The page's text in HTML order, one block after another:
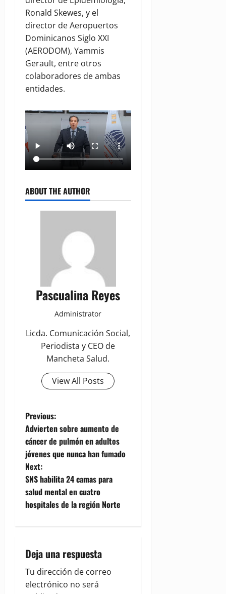
Ronald Skewes, y el
director de Aeropuertos
Dominicanos Siglo XXI
(AERODOM), Yammis
Gerault, entre otros
colaboradores de ambas
entidades.
ABOUT THE AUTHOR
Pascualina Reyes
Administrator
Licda. Comunicación Social,
Periodista y CEO de
Mancheta Salud.
View All Posts
P
o
s
t
n
v
i
Previous:
Advierten sobre aumento de
cáncer de pulmón en adultos
jóvenes que nunca han fumado
Next:
SNS habilita 24 camas para
salud mental en cuatro
hospitales de la región Norte
Deja una respuesta
Tu dirección de correo
electrónico no será